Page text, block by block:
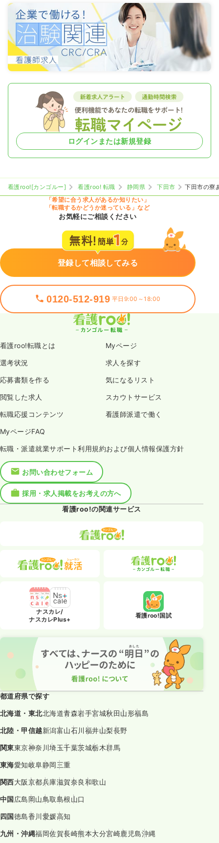
ログインまたは新規登録
看護roo![カンゴルー] 看護roo! 転職 静岡県 下田市
下田市の寮
「希望に合う求人があるか知りたい」
「転職するかどうか迷っている」など
お気軽にご相談ください
登録して相談してみる
0120-512-919 平日9:00～18:00
看護roo!転職とは Myページ
選考状況 求人を探す
応募書類を作る 気になるリスト
閲覧した求人 スカウトサービス
転職応援コンテンツ 看護師派遣で働く
MyページFAQ
転職・派遣就業サポート利用規約および個人情報保護方針
お問い合わせフォーム
採用・求人掲載をお考えの方へ
看護roo!の関連サービス
ナスカレ/
ナスカレPlus+
看護roo!国試
都道府県で探す
北海道・東北北海道青森岩手宮城秋田山形福島
北陸・甲信越新潟富山石川福井山梨長野
関東東京神奈川埼玉千葉茨城栃木群馬
東海愛知岐阜静岡三重
関西大阪京都兵庫滋賀奈良和歌山
中国広島岡山鳥取島根山口
四国徳島香川愛媛高知
九州・沖縄福岡佐賀長崎熊本大分宮崎鹿児島沖縄